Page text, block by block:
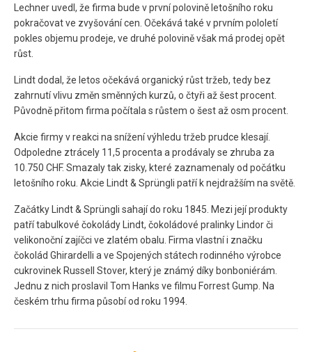
Lechner uvedl, že firma bude v první polovině letošního roku
pokračovat ve zvyšování cen. Očekává také v prvním pololetí
pokles objemu prodeje, ve druhé polovině však má prodej opět
růst.
Lindt dodal, že letos očekává organický růst tržeb, tedy bez
zahrnutí vlivu změn směnných kurzů, o čtyři až šest procent.
Původně přitom firma počítala s růstem o šest až osm procent.
Akcie firmy v reakci na snížení výhledu tržeb prudce klesají.
Odpoledne ztrácely 11,5 procenta a prodávaly se zhruba za
10.750 CHF. Smazaly tak zisky, které zaznamenaly od počátku
letošního roku. Akcie Lindt & Sprüngli patří k nejdražším na světě.
Začátky Lindt & Sprüngli sahají do roku 1845. Mezi její produkty
patří tabulkové čokolády Lindt, čokoládové pralinky Lindor či
velikonoční zajíčci ve zlatém obalu. Firma vlastní i značku
čokolád Ghirardelli a ve Spojených státech rodinného výrobce
cukrovinek Russell Stover, který je známý díky bonboniérám.
Jednu z nich proslavil Tom Hanks ve filmu Forrest Gump. Na
českém trhu firma působí od roku 1994.